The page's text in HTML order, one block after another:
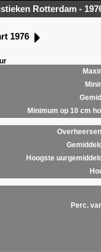
Rotterdam -
1976
Minimum op 10 cm
Hoogste
Perc.